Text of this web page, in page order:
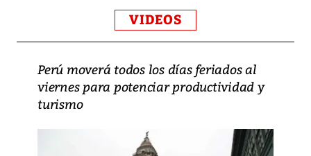
VIDEOS
Perú moverá todos los días feriados al
viernes para potenciar productividad y
turismo